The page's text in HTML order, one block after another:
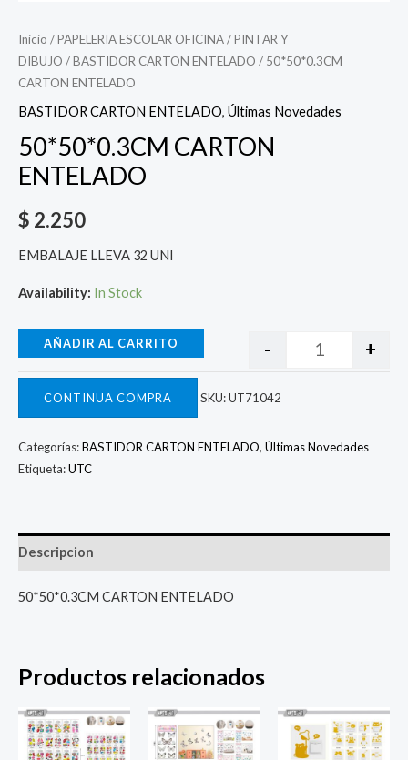
Inicio /PAPELERIA ESCOLAR OFICINA/PINTAR Y
DIBUJO /BASTIDOR CARTON ENTELADO / 50*50*0.3CM
CARTON ENTELADO
BASTIDOR CARTON ENTELADO, Últimas Novedades
50*50*0.3CM CARTON
ENTELADO
$ 2.250
EMBALAJE LLEVA 32 UNI
Availability: In Stock
- +
AÑADIR AL CARRITO
CONTINUA COMPRA SKU:UT71042
Categorías:BASTIDOR CARTON ENTELADO, Últimas Novedades
Etiqueta:UTC
Descripcion
50*50*0.3CM CARTON ENTELADO
Productos relacionados